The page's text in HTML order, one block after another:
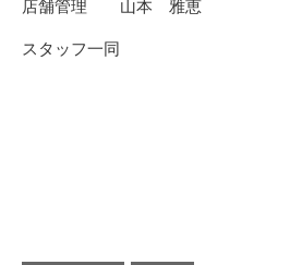
店舗管理 山本 雅恵
スタッフ一同